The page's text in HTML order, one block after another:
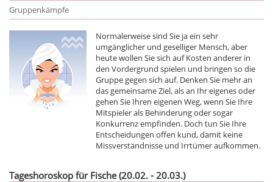
Gruppenkämpfe
Normalerweise sind Sie ja ein sehr
umgänglicher und geselliger Mensch, aber
heute wollen Sie sich auf Kosten anderer in
den Vordergrund spielen und bringen so die
Gruppe gegen sich auf. Denken Sie mehr an
das gemeinsame Ziel, als an Ihr eigenes oder
gehen Sie Ihren eigenen Weg, wenn Sie Ihre
Mitspieler als Behinderung oder sogar
Konkurrenz empfinden. Doch tun Sie Ihre
Entscheidungen offen kund, damit keine
Missverständnisse und Irrtümer aufkommen.
Tageshoroskop für Fische (20.02. - 20.03.)